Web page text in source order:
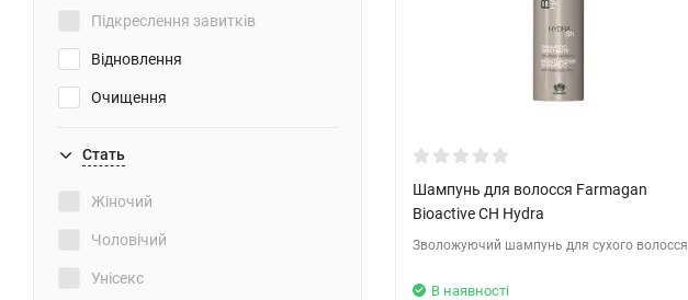
Підкреслення завитків
Відновлення
Очищення
Зміцнення
Пом'якшення
Легкість розчісування
Стать
Жіночий
Чоловічий
Унісекс
Шампунь для волосся Farmagan
Bioactive CH Hydra
Зволожуючий шампунь для сухого волосся
В наявності